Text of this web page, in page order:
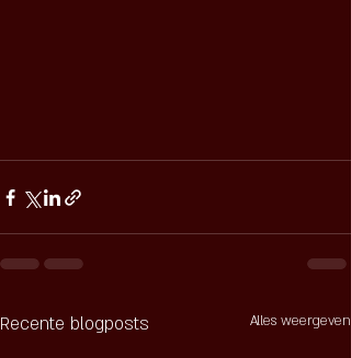
Recente blogposts Alles weergeven